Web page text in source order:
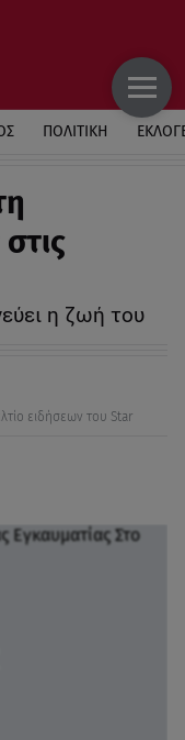
ΠΟΛΙΤΙΚΗ
η ζωή του
ειδήσεων του Star